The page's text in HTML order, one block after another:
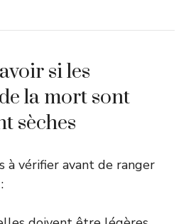
si les
la mort sont
sèches
à vérifier avant de ranger